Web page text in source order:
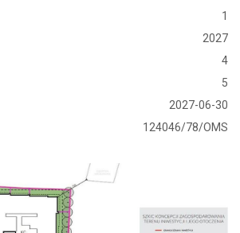
1
2027
4
5
2027-06-30
124046/78/OMS